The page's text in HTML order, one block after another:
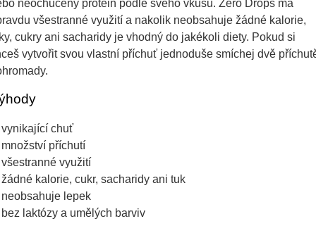
neochucený protein podle svého vkusu. Zero Drops má
všestranné využití a nakolik neobsahuje žádné kalorie,
cukry ani sacharidy je vhodný do jakékoli diety. Pokud si
vytvořit svou vlastní příchuť jednoduše smíchej dvě
chuť
příchutí
využití
kalorie, cukr, sacharidy ani tuk
lepek
laktózy a umělých barviv